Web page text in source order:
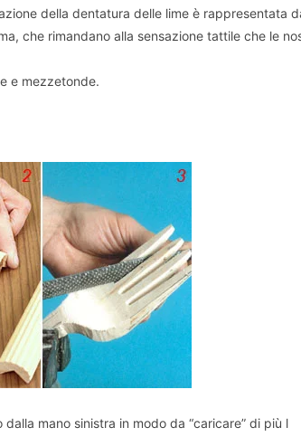
della dentatura delle lime è rappresentata
che rimandano alla sensazione tattile che le
e mezzetonde.
mano sinistra in modo da “caricare” di più l